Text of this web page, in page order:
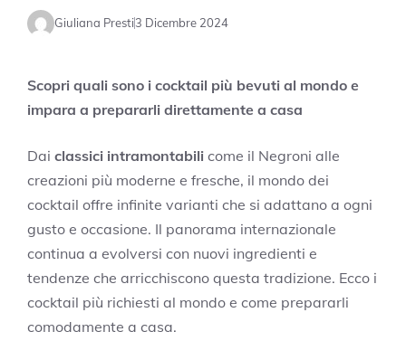
Giuliana Presti3 Dicembre 2024
Scopri quali sono i cocktail più bevuti al mondo e
impara a prepararli direttamente a casa
Dai classici intramontabili come il Negroni alle
creazioni più moderne e fresche, il mondo dei
cocktail offre infinite varianti che si adattano a ogni
gusto e occasione. Il panorama internazionale
continua a evolversi con nuovi ingredienti e
tendenze che arricchiscono questa tradizione. Ecco i
cocktail più richiesti al mondo e come prepararli
comodamente a casa.